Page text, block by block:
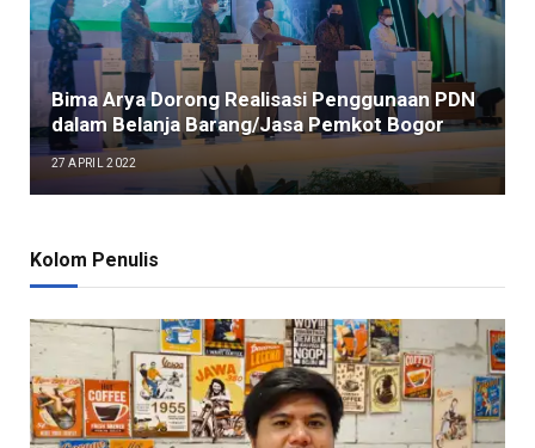
Bima Arya Dorong Realisasi Penggunaan PDN
dalam Belanja Barang/Jasa Pemkot Bogor
27 APRIL 2022
Kolom Penulis